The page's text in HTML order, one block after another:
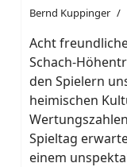
Bernd Kuppinger
Acht
Schach-
den Spielern
heimischen
Spieltag
einem